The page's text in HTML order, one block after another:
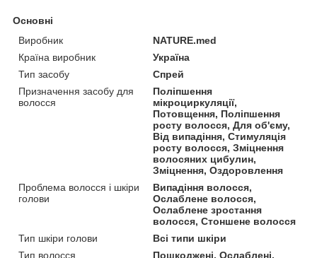
Основні
Виробник
NATURE.med
Країна виробник
Україна
Тип засобу
Спрей
Призначення засобу для
волосся
Поліпшення
мікроциркуляції,
Потовщення, Поліпшення
росту волосся, Для об'єму,
Від випадіння, Стимуляція
росту волосся, Зміцнення
волосяних цибулин,
Зміцнення, Оздоровлення
Проблема волосся і шкіри
голови
Випадіння волосся,
Ослаблене волосся,
Ослаблене зростання
волосся, Стоншене волосся
Тип шкіри голови
Всі типи шкіри
Тип волосся
Пошкоджені, Ослаблені,